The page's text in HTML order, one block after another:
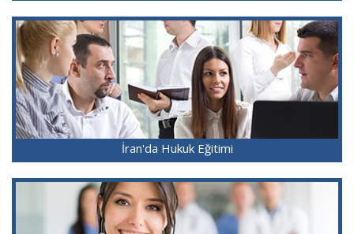
İran'da Hukuk Eğitimi